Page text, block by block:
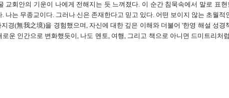
교회안의 기운이 나에게 전해지는 듯 느껴졌다. 이 순간 침묵속에서 말로 표
나는 무종교이다. 그러나 신은 존재한다고 믿고 있다. 어떤 보이지 않는 초월
경(無我之境)을 경험했으며, 자신에 대한 깊은 이해와 더불어 '한영 해설 성
운 인간으로 변화했듯이, 나도 멘토, 여행, 그리고 책으로 아니면 드미트리처